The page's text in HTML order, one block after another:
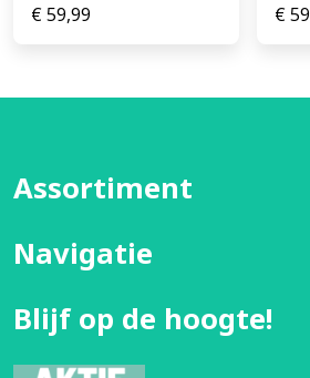
€59,99 €
Assortiment
Navigatie
Blijf op de hoogte!